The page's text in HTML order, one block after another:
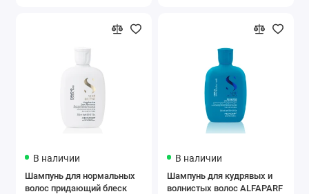
В наличии
Шампунь для нормальных
волос придающий блеск
В наличии
Шампунь для кудрявых и
волнистых волос ALFAPARF